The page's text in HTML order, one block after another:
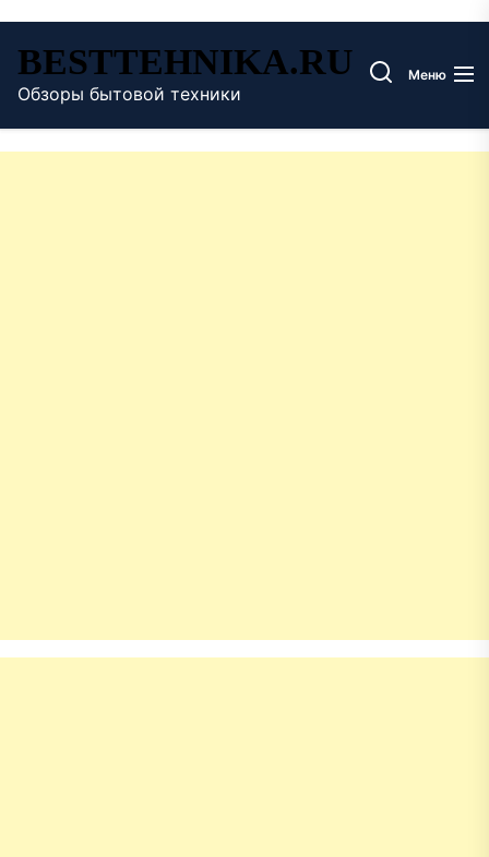
содержимому
BESTTEHNIKA.RU
Обзоры бытовой техники
Меню